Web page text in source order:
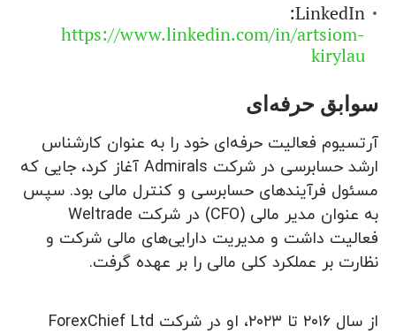
LinkedIn:
https://www.linkedin.com/in/artsiom-
kirylau
سوابق حرفه‌ای
آرتسیوم فعالیت حرفه‌ای خود را به عنوان کارشناس
ارشد حسابرسی در شرکت Admirals آغاز کرد، جایی که
مسئول فرآیندهای حسابرسی و کنترل مالی بود. سپس
به عنوان مدیر مالی (CFO) در شرکت Weltrade
فعالیت داشت و مدیریت دارایی‌های مالی شرکت و
نظارت بر عملکرد کلی مالی را بر عهده گرفت.
از سال ۲۰۱۶ تا ۲۰۲۳، او در شرکت ForexChief Ltd